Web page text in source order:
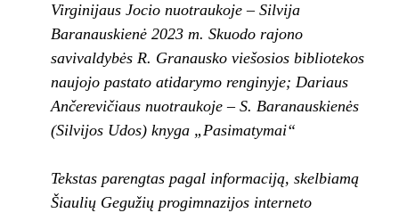
Virginijaus Jocio nuotraukoje – Silvija
Baranauskienė 2023 m. Skuodo rajono
savivaldybės R. Granausko viešosios bibliotekos
naujojo pastato atidarymo renginyje; Dariaus
Ančerevičiaus nuotraukoje – S. Baranauskienės
(Silvijos Udos) knyga „Pasimatymai“
Tekstas parengtas pagal informaciją, skelbiamą
Šiaulių Gegužių progimnazijos interneto